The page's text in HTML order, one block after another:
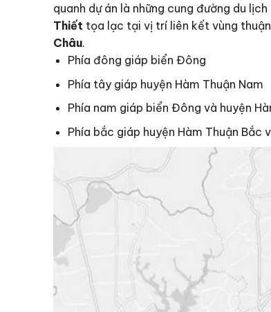
quanh dự án là những cung đường du
Thiết tọa lạc tại vị trí liên kết vùng
Châu.
Phía đông giáp biển Đông
Phía tây giáp huyện Hàm Thuận Nam
Phía nam giáp biển Đông và huyện
Phía bắc giáp huyện Hàm Thuận Bắc